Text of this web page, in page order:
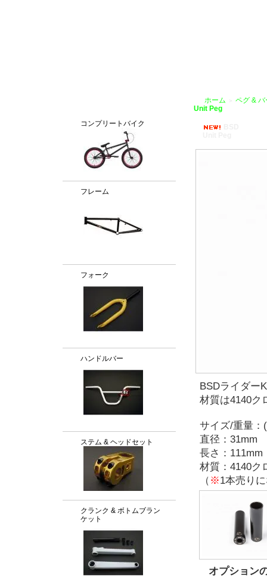
コンプリートバイク
フレーム
フォーク
ハンドルバー
ステム & ヘッドセット
クランク & ボトムブラン
ケット
ホーム
ペグ &
Unit Peg
BSDライダー
材質は4140ク
サイズ/重量：
直径：31mm
長さ：111mm
材質：4140ク
（ ※1本売り
オプション